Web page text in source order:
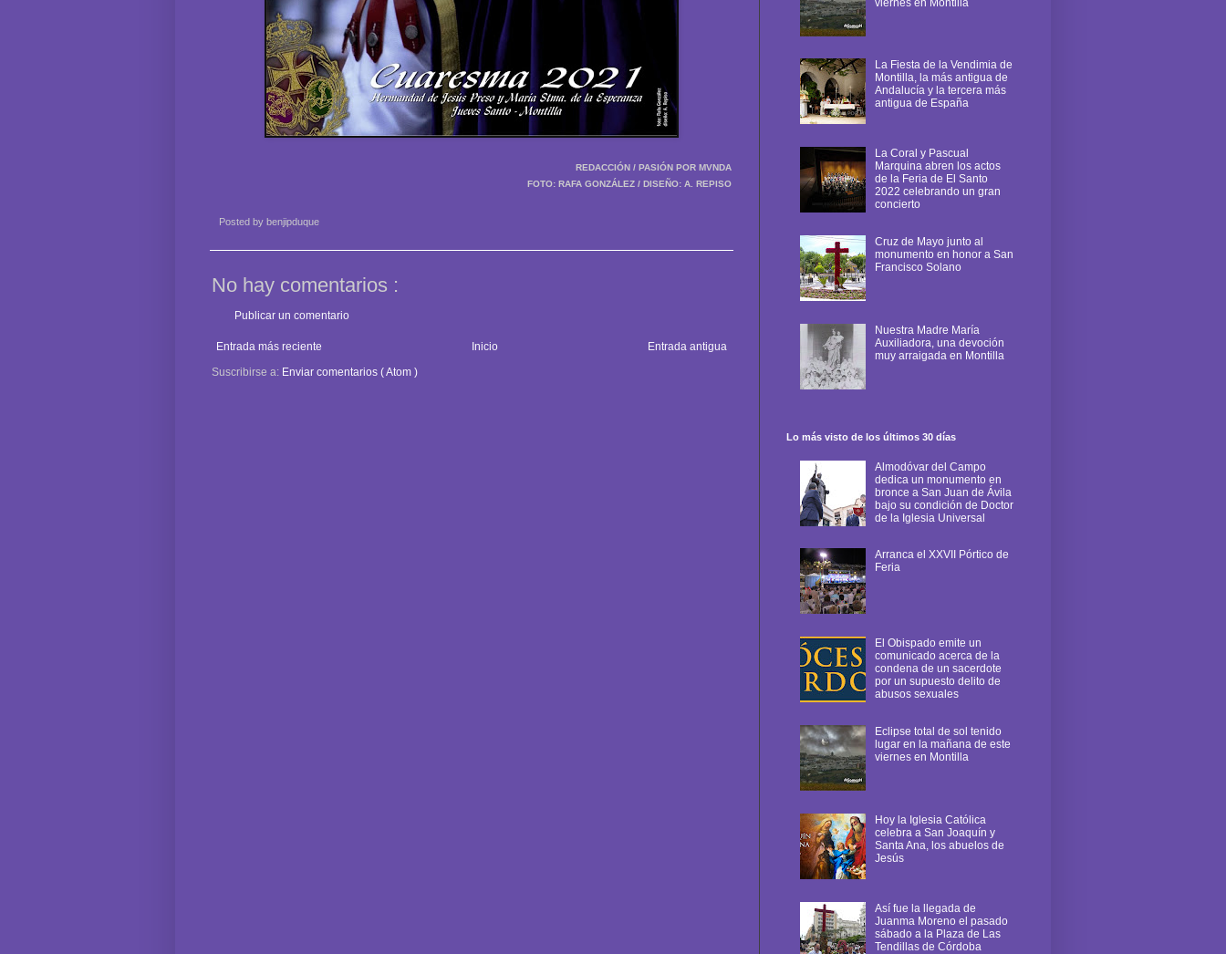
REDACCIÓN / PASIÓN POR MVNDA
FOTO: RAFA GONZÁLEZ / DISEÑO: A. REPISO
Posted by benjipduque
No hay comentarios :
Publicar un comentario
Entrada más reciente Entrada antigua
Inicio
Suscribirse a: Enviar comentarios ( Atom )
La Fiesta de la Vendimia de
Montilla, la más antigua de
Andalucía y la tercera más
antigua de España
La Coral y Pascual
Marquina abren los actos
de la Feria de El Santo
2022 celebrando un gran
concierto
Cruz de Mayo junto al
monumento en honor a San
Francisco Solano
Nuestra Madre María
Auxiliadora, una devoción
muy arraigada en Montilla
Lo más visto de los últimos 30 días
Almodóvar del Campo
dedica un monumento en
bronce a San Juan de Ávila
bajo su condición de Doctor
de la Iglesia Universal
Arranca el XXVII Pórtico de
Feria
El Obispado emite un
comunicado acerca de la
condena de un sacerdote
por un supuesto delito de
abusos sexuales
Eclipse total de sol tenido
lugar en la mañana de este
viernes en Montilla
Hoy la Iglesia Católica
celebra a San Joaquín y
Santa Ana, los abuelos de
Jesús
Así fue la llegada de
Juanma Moreno el pasado
sábado a la Plaza de Las
Tendillas de Córdoba